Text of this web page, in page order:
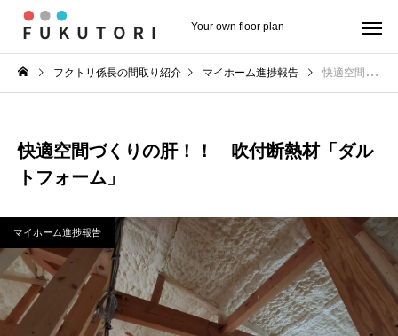
Your own floor plan
フクトリ係長の間取り紹介 マイホーム進捗報告 快適空間づくりの肝！！ 吹付断熱材「ダルトフォーム」
快適空間づくりの肝！！ 吹付断熱材「ダル
トフォーム」
マイホーム進捗報告